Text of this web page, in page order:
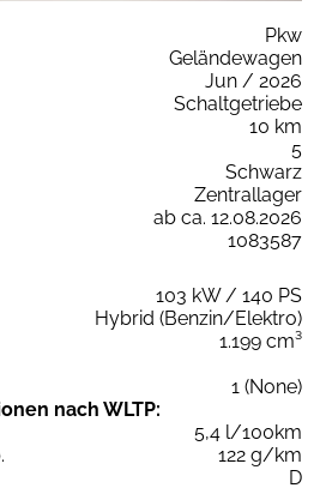
Pkw
Geländewagen
Jun / 2026
Schaltgetriebe
10 km
5
Schwarz
Zentrallager
ab ca. 12.08.2026
1083587
103 kW / 140 PS
Hybrid (Benzin/Elektro)
1.199 cm³
1 (None)
nach WLTP:
5,4 l/100km
122 g/km
D